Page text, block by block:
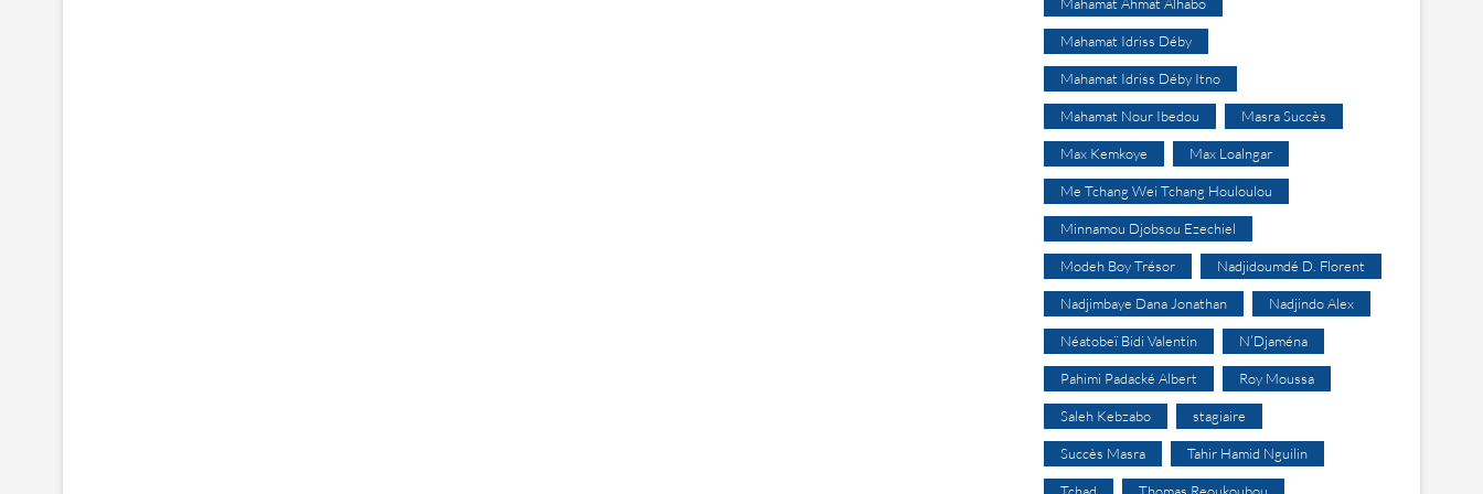
Mahamat Idriss Déby
Mahamat Idriss Déby Itno
Mahamat Nour Ibedou Masra Succès
Max Kemkoye Max Loalngar
Me Tchang Wei Tchang Houloulou
Minnamou Djobsou Ezechiel
Modeh Boy Trésor Nadjidoumdé D. Florent
Nadjimbaye Dana Jonathan Nadjindo Alex
Néatobeï Bidi Valentin N’Djaména
Pahimi Padacké Albert Roy Moussa
Saleh Kebzabo stagiaire
Succès Masra Tahir Hamid Nguilin